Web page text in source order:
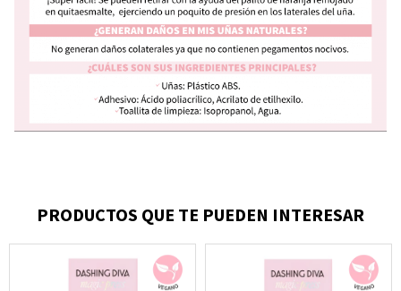
PRODUCTOS QUE TE PUEDEN INTERESAR